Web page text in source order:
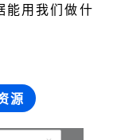
能用我们做什
源